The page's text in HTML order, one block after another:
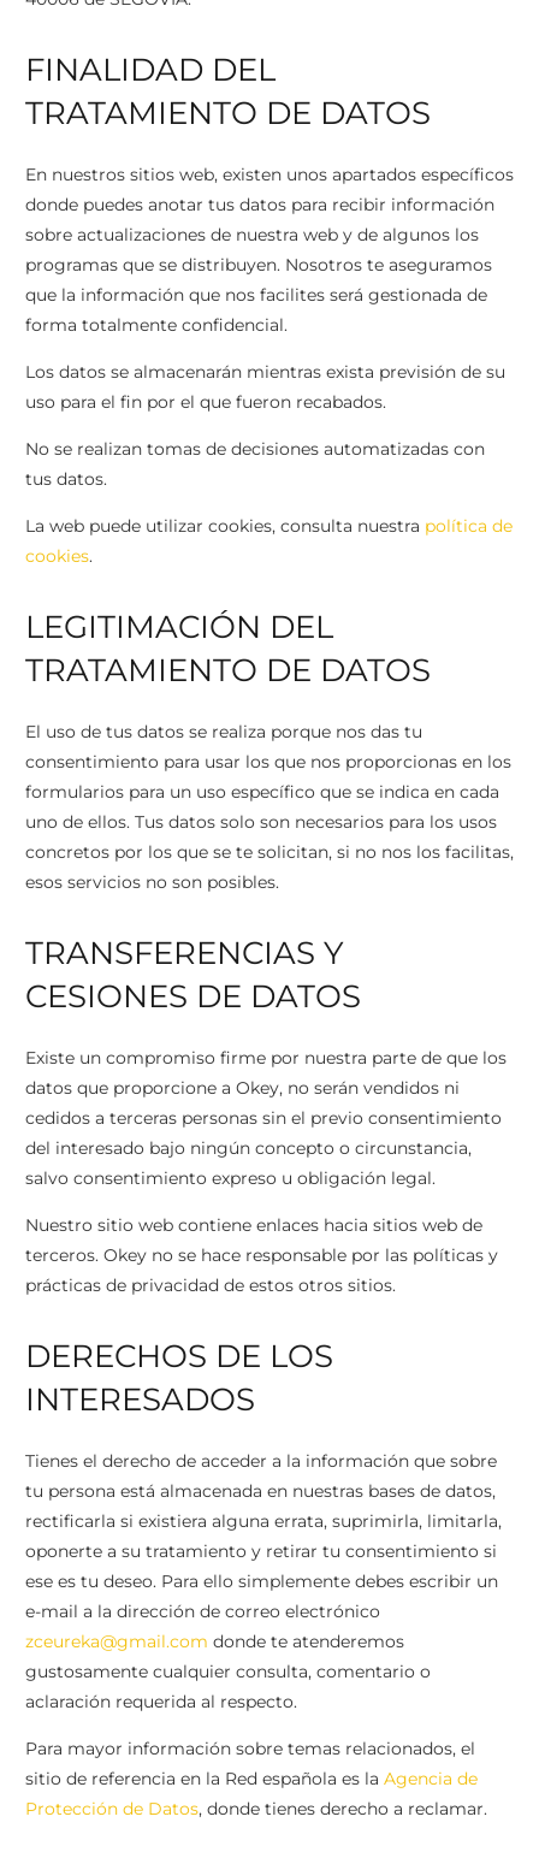
FINALIDAD DEL
TRATAMIENTO DE DATOS
En nuestros sitios web, existen unos apartados específicos
donde puedes anotar tus datos para recibir información
sobre actualizaciones de nuestra web y de algunos los
programas que se distribuyen. Nosotros te aseguramos
que la información que nos facilites será gestionada de
forma totalmente confidencial.
Los datos se almacenarán mientras exista previsión de su
uso para el fin por el que fueron recabados.
No se realizan tomas de decisiones automatizadas con
tus datos.
La web puede utilizar cookies, consulta nuestra política de
cookies.
LEGITIMACIÓN DEL
TRATAMIENTO DE DATOS
El uso de tus datos se realiza porque nos das tu
consentimiento para usar los que nos proporcionas en los
formularios para un uso específico que se indica en cada
uno de ellos. Tus datos solo son necesarios para los usos
concretos por los que se te solicitan, si no nos los facilitas,
esos servicios no son posibles.
TRANSFERENCIAS Y
CESIONES DE DATOS
Existe un compromiso firme por nuestra parte de que los
datos que proporcione a Okey, no serán vendidos ni
cedidos a terceras personas sin el previo consentimiento
del interesado bajo ningún concepto o circunstancia,
salvo consentimiento expreso u obligación legal.
Nuestro sitio web contiene enlaces hacia sitios web de
terceros. Okey no se hace responsable por las políticas y
prácticas de privacidad de estos otros sitios.
DERECHOS DE LOS
INTERESADOS
Tienes el derecho de acceder a la información que sobre
tu persona está almacenada en nuestras bases de datos,
rectificarla si existiera alguna errata, suprimirla, limitarla,
oponerte a su tratamiento y retirar tu consentimiento si
ese es tu deseo. Para ello simplemente debes escribir un
e-mail a la dirección de correo electrónico
zceureka@gmail.com donde te atenderemos
gustosamente cualquier consulta, comentario o
aclaración requerida al respecto.
Para mayor información sobre temas relacionados, el
sitio de referencia en la Red española es la Agencia de
Protección de Datos, donde tienes derecho a reclamar.